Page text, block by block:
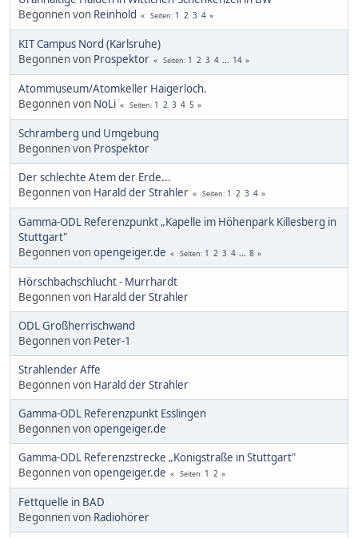
Begonnen von Reinhold Seiten 1 2 3 4
KIT Campus Nord (Karlsruhe)
Begonnen von Prospektor Seiten 1 2 3 4 ... 14
Atommuseum/Atomkeller Haigerloch.
Begonnen von NoLi Seiten 1 2 3 4 5
Schramberg und Umgebung
Begonnen von Prospektor
Der schlechte Atem der Erde...
Begonnen von Harald der Strahler Seiten 1 2 3 4
Gamma-ODL Referenzpunkt „Kapelle im Höhenpark Killesberg in
Stuttgart"
Begonnen vonopengeiger.de Seiten 1 2 3 4 ... 8
Hörschbachschlucht - Murrhardt
Begonnen von Harald der Strahler
ODL Großherrischwand
Begonnen von Peter-1
Strahlender Affe
Begonnen von Harald der Strahler
Gamma-ODL Referenzpunkt Esslingen
Begonnen vonopengeiger.de
Gamma-ODL Referenzstrecke „Königstraße in Stuttgart"
Begonnen vonopengeiger.de Seiten 1 2
Fettquelle in BAD
Begonnen von Radiohörer